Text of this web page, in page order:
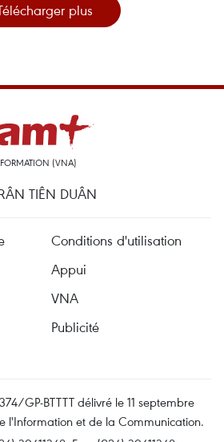
plus
(VNA)
TIÊN DUÂN
Conditions d'utilisation
Appui
VNA
Publicité
GP-BTTTT délivré le 11 septembre
l'Information et de la Communication.